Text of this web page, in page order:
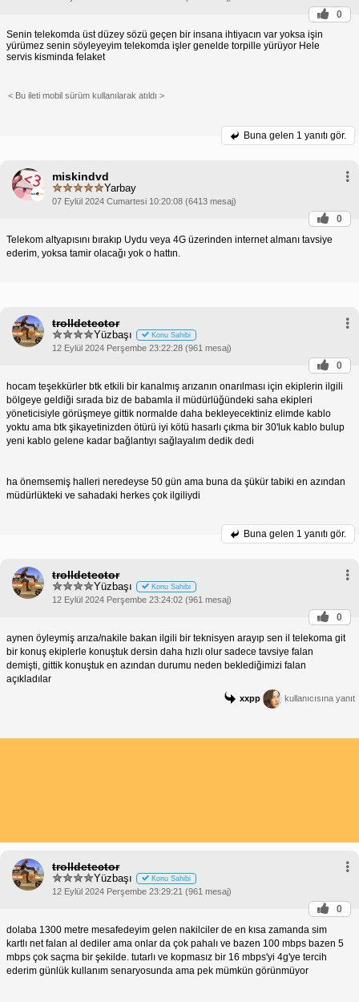
0
Senin telekomda üst düzey sözü geçen bir insana ihtiyacın var yoksa işin
yürümez senin söyleyeyim telekomda işler genelde torpille yürüyor Hele
servis kisminda felaket
< Bu ileti mobil sürüm kullanılarak atıldı >
Buna gelen 1 yanıtı gör.
miskindvd
Yarbay
07 Eylül 2024 Cumartesi 10:20:08 (6413 mesaj)
0
Telekom altyapısını bırakıp Uydu veya 4G üzerinden internet almanı tavsiye
ederim, yoksa tamir olacağı yok o hattın.
trolldetector
Yüzbaşı Konu Sahibi
12 Eylül 2024 Perşembe 23:22:28 (961 mesaj)
0
hocam teşekkürler btk etkili bir kanalmış arızanın onarılması için ekiplerin ilgili
bölgeye geldiği sırada biz de babamla il müdürlüğündeki saha ekipleri
yöneticisiyle görüşmeye gittik normalde daha bekleyecektiniz elimde kablo
yoktu ama btk şikayetinizden ötürü iyi kötü hasarlı çıkma bir 30'luk kablo bulup
yeni kablo gelene kadar bağlantıyı sağlayalım dedik dedi
ha önemsemiş halleri neredeyse 50 gün ama buna da şükür tabiki en azından
müdürlükteki ve sahadaki herkes çok ilgiliydi
Buna gelen 1 yanıtı gör.
trolldetector
Yüzbaşı Konu Sahibi
12 Eylül 2024 Perşembe 23:24:02 (961 mesaj)
0
aynen öyleymiş arıza/nakile bakan ilgili bir teknisyen arayıp sen il telekoma git
bir konuş ekiplerle konuştuk dersin daha hızlı olur sadece tavsiye falan
demişti, gittik konuştuk en azından durumu neden beklediğimizi falan
açıkladılar
xxpp kullanıcısına yanıt
trolldetector
Yüzbaşı Konu Sahibi
12 Eylül 2024 Perşembe 23:29:21 (961 mesaj)
0
dolaba 1300 metre mesafedeyim gelen nakilciler de en kısa zamanda sim
kartlı net falan al dediler ama onlar da çok pahalı ve bazen 100 mbps bazen 5
mbps çok saçma bir şekilde. tutarlı ve kopmasız bir 16 mbps'yi 4g'ye tercih
ederim günlük kullanım senaryosunda ama pek mümkün görünmüyor